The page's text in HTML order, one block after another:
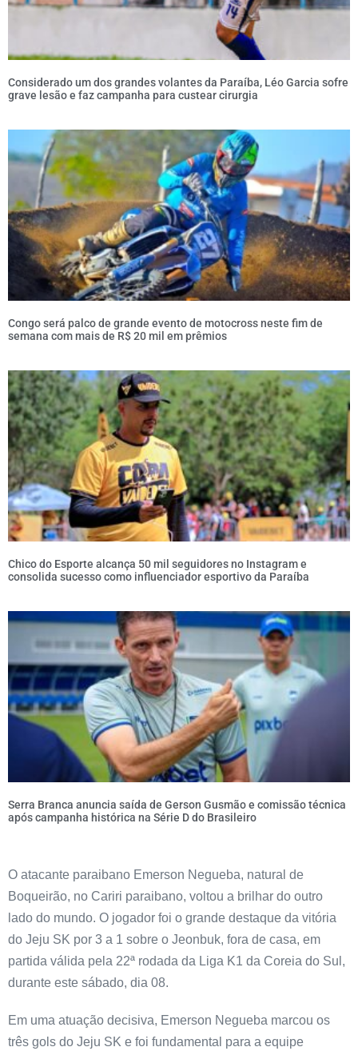
Considerado um dos grandes volantes da Paraíba, Léo Garcia sofre
grave lesão e faz campanha para custear cirurgia
Congo será palco de grande evento de motocross neste fim de
semana com mais de R$ 20 mil em prêmios
Chico do Esporte alcança 50 mil seguidores no Instagram e
consolida sucesso como influenciador esportivo da Paraíba
Serra Branca anuncia saída de Gerson Gusmão e comissão técnica
após campanha histórica na Série D do Brasileiro
O atacante paraibano Emerson Negueba, natural de
Boqueirão, no Cariri paraibano, voltou a brilhar do outro
lado do mundo. O jogador foi o grande destaque da vitória
do Jeju SK por 3 a 1 sobre o Jeonbuk, fora de casa, em
partida válida pela 22ª rodada da Liga K1 da Coreia do Sul,
durante este sábado, dia 08.
Em uma atuação decisiva, Emerson Negueba marcou os
três gols do Jeju SK e foi fundamental para a equipe